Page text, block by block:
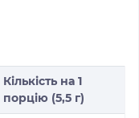
Кількість на 1
порцію (5,5 г)